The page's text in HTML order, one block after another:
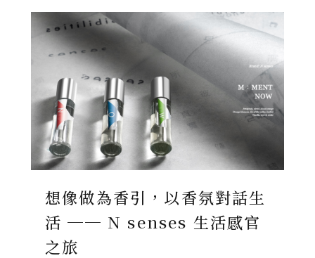
想像做為香引，以香氛對話生
活 ── N senses 生活感官
之旅